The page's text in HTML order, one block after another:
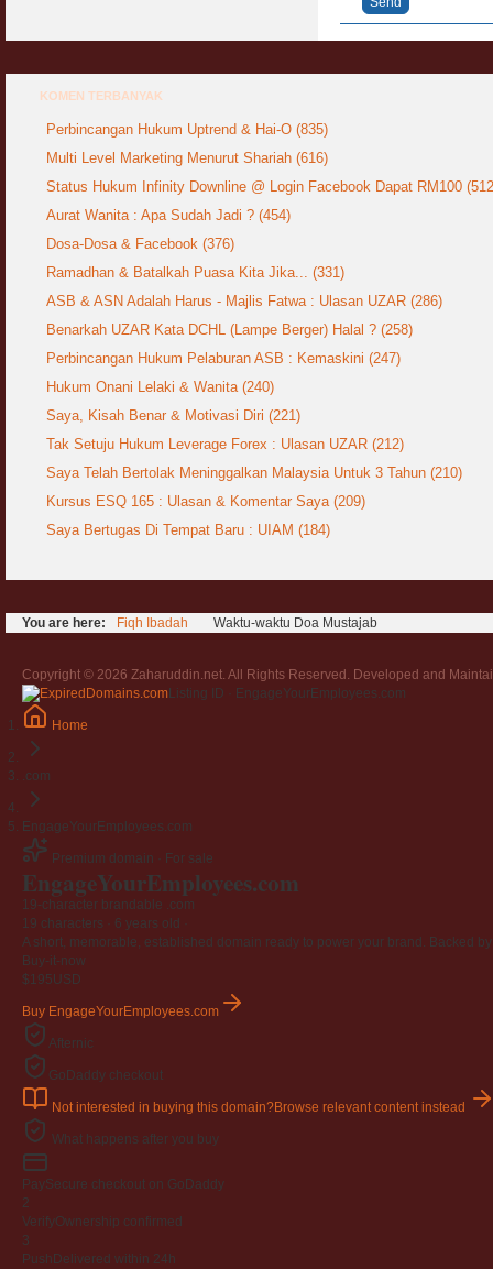
KOMEN TERBANYAK
Perbincangan Hukum Uptrend & Hai-O (835)
Multi Level Marketing Menurut Shariah (616)
Status Hukum Infinity Downline @ Login Facebook Dapat RM100
Aurat Wanita : Apa Sudah Jadi ? (454)
Dosa-Dosa & Facebook (376)
Ramadhan & Batalkah Puasa Kita Jika... (331)
ASB & ASN Adalah Harus - Majlis Fatwa : Ulasan UZAR (286)
Benarkah UZAR Kata DCHL (Lampe Berger) Halal ? (258)
Perbincangan Hukum Pelaburan ASB : Kemaskini (247)
Hukum Onani Lelaki & Wanita (240)
Saya, Kisah Benar & Motivasi Diri (221)
Tak Setuju Hukum Leverage Forex : Ulasan UZAR (212)
Saya Telah Bertolak Meninggalkan Malaysia Untuk 3 Tahun (210)
Kursus ESQ 165 : Ulasan & Komentar Saya (209)
Saya Bertugas Di Tempat Baru : UIAM (184)
You are here: Fiqh Ibadah Waktu-waktu Doa Mustajab
Copyright © 2026 Zaharuddin.net. All Rights Reserved. Developed and
Listing ID · EngageYourEmployees.com
Home
.com
EngageYourEmployees.com
Premium domain · For sale
EngageYourEmployees.com
19-character brandable .com
19 characters · 6 years old
A short, memorable, established domain ready to power your brand. Backed
Buy-it-now
$195USD
Buy EngageYourEmployees.com
Afternic
GoDaddy checkout
Not interested in buying this domain?Browse relevant content instead
What happens after you buy
PaySecure checkout on GoDaddy
2
VerifyOwnership confirmed
3
Push Delivered within 24h